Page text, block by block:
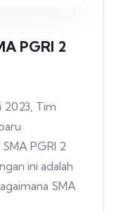
PGRI 2
2023, Tim
PGRI 2
ini adalah
SMA